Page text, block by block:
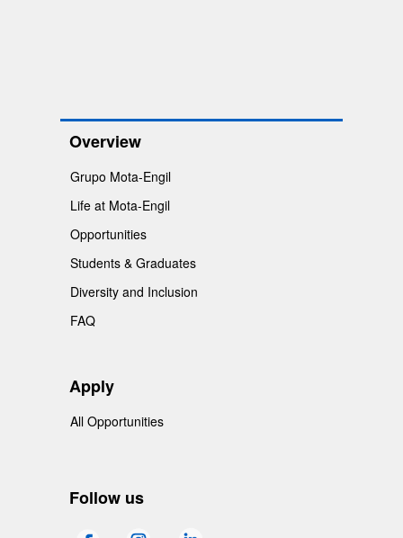
Overview
Grupo Mota-Engil
Life at Mota-Engil
Opportunities
Students & Graduates
Diversity and Inclusion
FAQ
Apply
All Opportunities
Follow us